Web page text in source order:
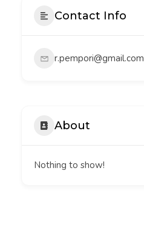
Contact Info
r.pempori@gmail.com
About
Nothing to show!